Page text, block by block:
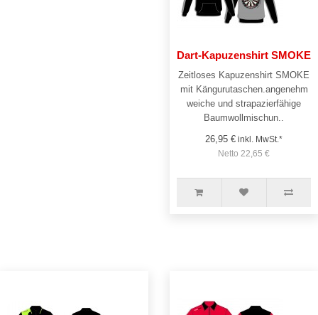
Dart-Kapuzenshirt SMOKE
Zeitloses Kapuzenshirt SMOKE
mit Kängurutaschen.angenehm
weiche und strapazierfähige
Baumwollmischun..
26,95 € inkl. MwSt.*
Netto 22,65 €